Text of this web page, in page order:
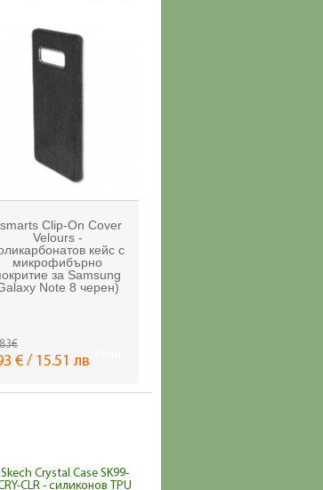
Clip-On Cover
Velours -
кейс с
микрофибърно
за Samsung
Note 8 черен)
€ / 15.51 лв